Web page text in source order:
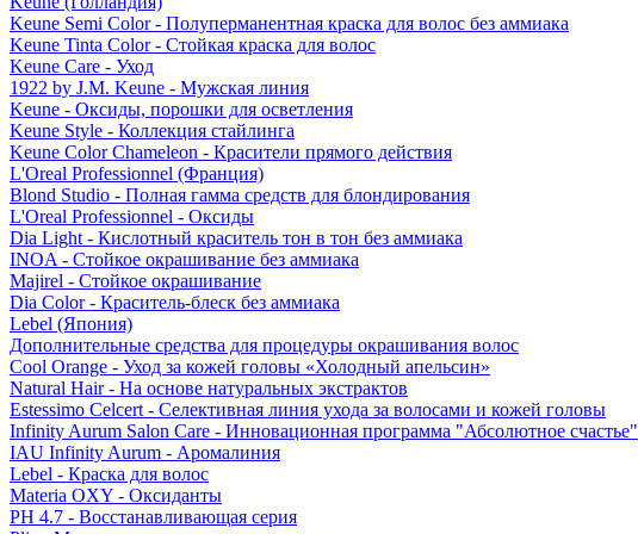
Keune Semi Color - Полуперманентная краска для волос без аммиака
Keune Tinta Color - Стойкая краска для волос
Keune Care - Уход
1922 by J.M. Keune - Мужская линия
Keune - Оксиды, порошки для осветления
Keune Style - Коллекция стайлинга
Keune Color Chameleon - Красители прямого действия
L'Oreal Professionnel (Франция)
Blond Studio - Полная гамма средств для блондирования
L'Oreal Professionnel - Оксиды
Dia Light - Кислотный краситель тон в тон без аммиака
INOA - Стойкое окрашивание без аммиака
Majirel - Стойкое окрашивание
Dia Color - Краситель-блеск без аммиака
Lebel (Япония)
Дополнительные средства для процедуры окрашивания волос
Cool Orange - Уход за кожей головы «Холодный апельсин»
Natural Hair - На основе натуральных экстрактов
Estessimo Celcert - Селективная линия ухода за волосами и кожей головы
Infinity Aurum Salon Care - Инновационная программа "Абсолютное счастье"
IAU Infinity Aurum - Аромалиния
Lebel - Краска для волос
Materia OXY - Оксиданты
PH 4.7 - Восстанавливающая серия